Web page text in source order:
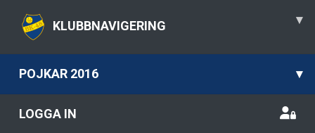
KLUBBNAVIGERING ▾
POJKAR 2016 ▾
LOGGA IN